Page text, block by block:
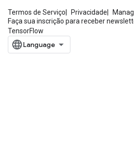
Termos de Serviço Privacidade
Faça sua inscrição para receber
TensorFlow